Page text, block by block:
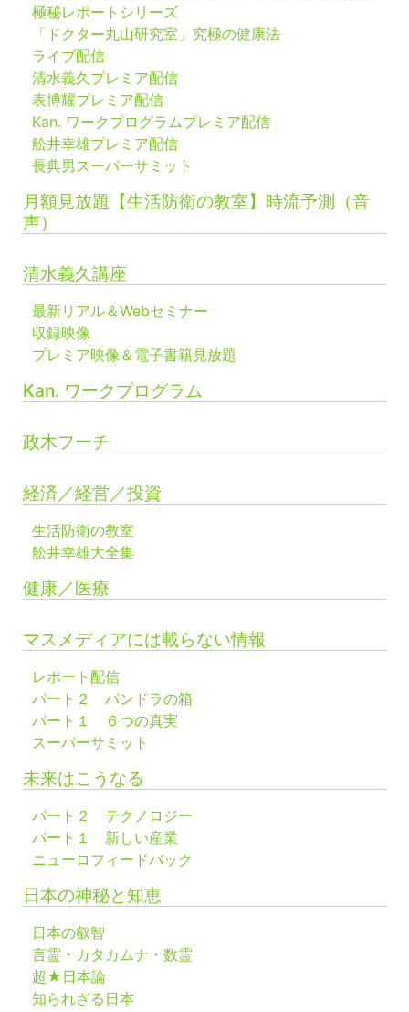
極秘レポートシリーズ
「ドクター丸山研究室」究極の健康法
ライブ配信
清水義久プレミア配信
表博耀プレミア配信
Kan. ワークプログラムプレミア配信
舩井幸雄プレミア配信
長典男スーパーサミット
月額見放題【生活防衛の教室】時流予測（音
声）
清水義久講座
最新リアル＆Webセミナー
収録映像
プレミア映像＆電子書籍見放題
Kan. ワークプログラム
政木フーチ
経済／経営／投資
生活防衛の教室
舩井幸雄大全集
健康／医療
マスメディアには載らない情報
レポート配信
パート２ パンドラの箱
パート１ ６つの真実
スーパーサミット
未来はこうなる
パート２ テクノロジー
パート１ 新しい産業
ニューロフィードバック
日本の神秘と知恵
日本の叡智
言霊・カタカムナ・数霊
超★日本論
知られざる日本